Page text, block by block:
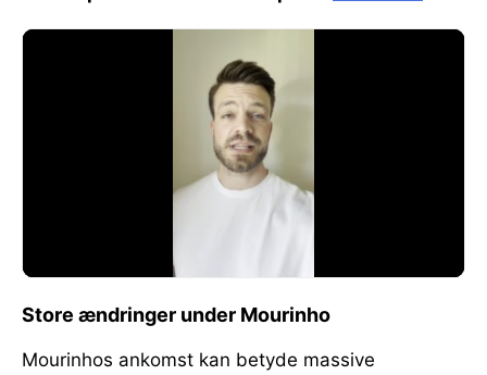
Store ændringer under Mourinho
Mourinhos ankomst kan betyde massive